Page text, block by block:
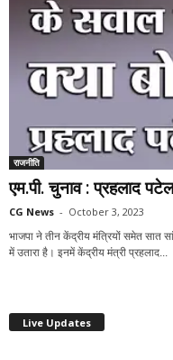
राजनीति
एम.पी. चुनाव : प्रहलाद
CG News - October 3, 2023
भाजपा ने तीन केंद्रीय मंत्रियों समेत सात
में उतारा है। इनमें केंद्रीय मंत्री प्रहलाद...
Live Updates